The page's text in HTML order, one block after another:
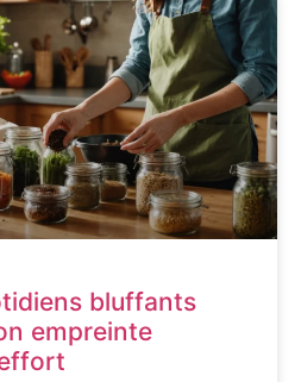
bluffants
empreinte